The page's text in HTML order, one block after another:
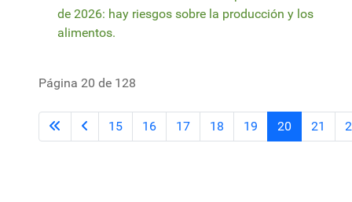
de 2026: hay riesgos sobre la producción y los
alimentos.
Página 20 de 128
15 16 17 18 19 20 21